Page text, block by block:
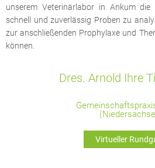
unserem Veterinärlabor in Ankum
schnell und zuverlässig Proben zu
zur anschließenden Prophylaxe und
können.
Dres. Arnold Ihre
Virtueller